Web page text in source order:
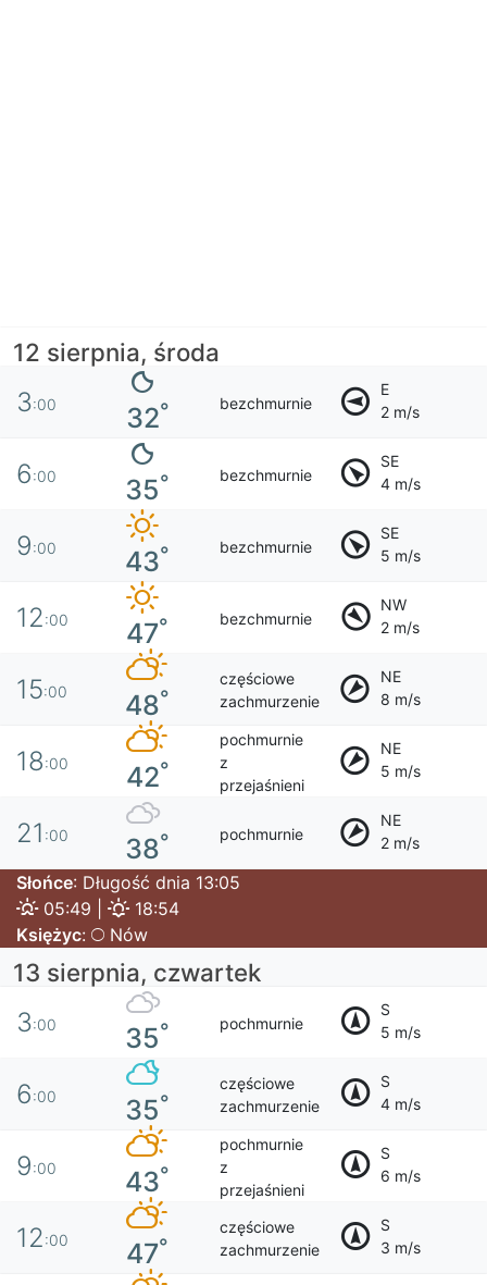
12 sierpnia, środa
3:00 32° bezchmurnie
E
2 m/s
6:00 35° bezchmurnie
SE
4 m/s
9:00 43° bezchmurnie
SE
5 m/s
12:00 47° bezchmurnie
NW
2 m/s
15:00 48°
częściowe
zachmurzenie
NE
8 m/s
18:00 42°
pochmurnie
z
przejaśnieni
NE
5 m/s
21 :00 38° pochmurnie
NE
2 m/s
Słońce: Długość dnia 13:05
05:49 |
18:54
Księżyc: Nów
13 sierpnia, czwartek
3:00 35° pochmurnie
S
5 m/s
6:00 35°
częściowe
zachmurzenie
S
4 m/s
9:00 43°
pochmurnie
z
przejaśnieni
S
6 m/s
12:00 47°
częściowe
zachmurzenie
S
3 m/s